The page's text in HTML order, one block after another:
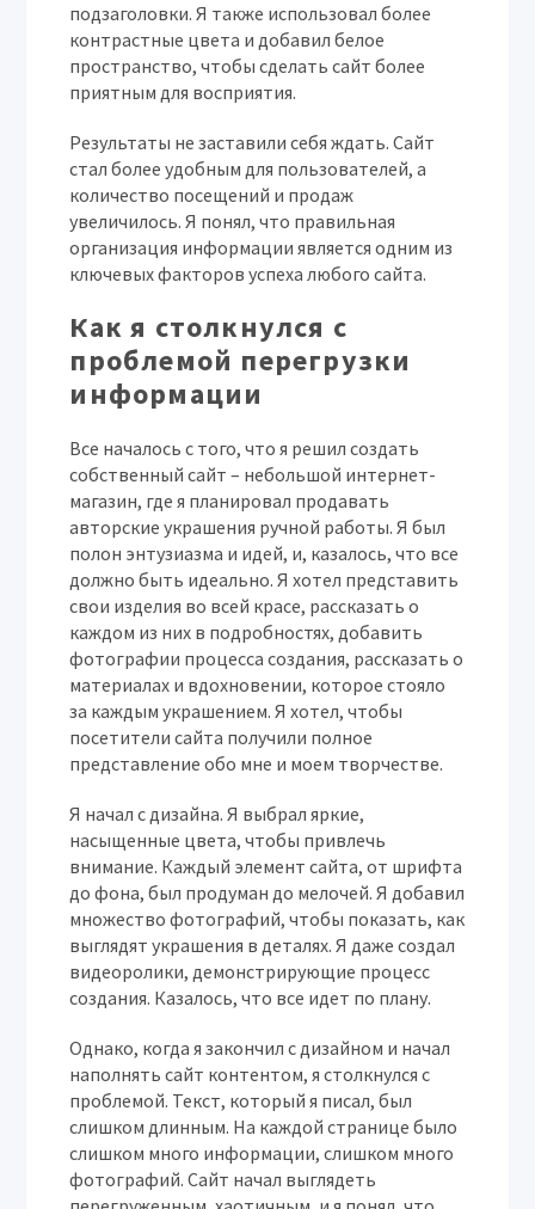
подзаголовки. Я также использовал более
контрастные цвета и добавил белое
пространство, чтобы сделать сайт более
приятным для восприятия.
Результаты не заставили себя ждать. Сайт
стал более удобным для пользователей, а
количество посещений и продаж
увеличилось. Я понял, что правильная
организация информации является одним из
ключевых факторов успеха любого сайта.
Как я столкнулся с
проблемой перегрузки
информации
Все началось с того, что я решил создать
собственный сайт – небольшой интернет-
магазин, где я планировал продавать
авторские украшения ручной работы. Я был
полон энтузиазма и идей, и, казалось, что все
должно быть идеально. Я хотел представить
свои изделия во всей красе, рассказать о
каждом из них в подробностях, добавить
фотографии процесса создания, рассказать о
материалах и вдохновении, которое стояло
за каждым украшением. Я хотел, чтобы
посетители сайта получили полное
представление обо мне и моем творчестве.
Я начал с дизайна. Я выбрал яркие,
насыщенные цвета, чтобы привлечь
внимание. Каждый элемент сайта, от шрифта
до фона, был продуман до мелочей. Я добавил
множество фотографий, чтобы показать, как
выглядят украшения в деталях. Я даже создал
видеоролики, демонстрирующие процесс
создания. Казалось, что все идет по плану.
Однако, когда я закончил с дизайном и начал
наполнять сайт контентом, я столкнулся с
проблемой. Текст, который я писал, был
слишком длинным. На каждой странице было
слишком много информации, слишком много
фотографий. Сайт начал выглядеть